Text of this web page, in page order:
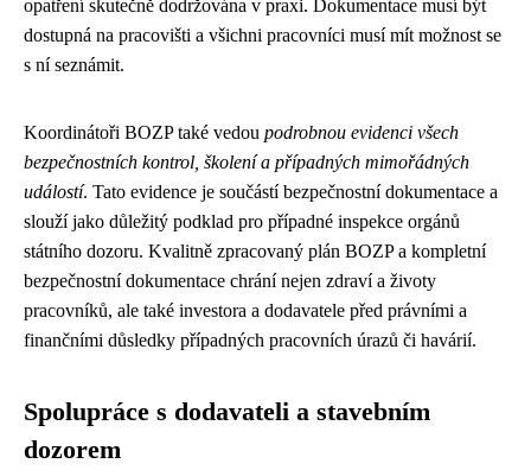
opatření skutečně dodržována v praxi. Dokumentace musí být
dostupná na pracovišti a všichni pracovníci musí mít možnost se
s ní seznámit.
Koordinátoři BOZP také vedou podrobnou evidenci všech
bezpečnostních kontrol, školení a případných mimořádných
událostí. Tato evidence je součástí bezpečnostní dokumentace a
slouží jako důležitý podklad pro případné inspekce orgánů
státního dozoru. Kvalitně zpracovaný plán BOZP a kompletní
bezpečnostní dokumentace chrání nejen zdraví a životy
pracovníků, ale také investora a dodavatele před právními a
finančními důsledky případných pracovních úrazů či havárií.
Spolupráce s dodavateli a stavebním
dozorem